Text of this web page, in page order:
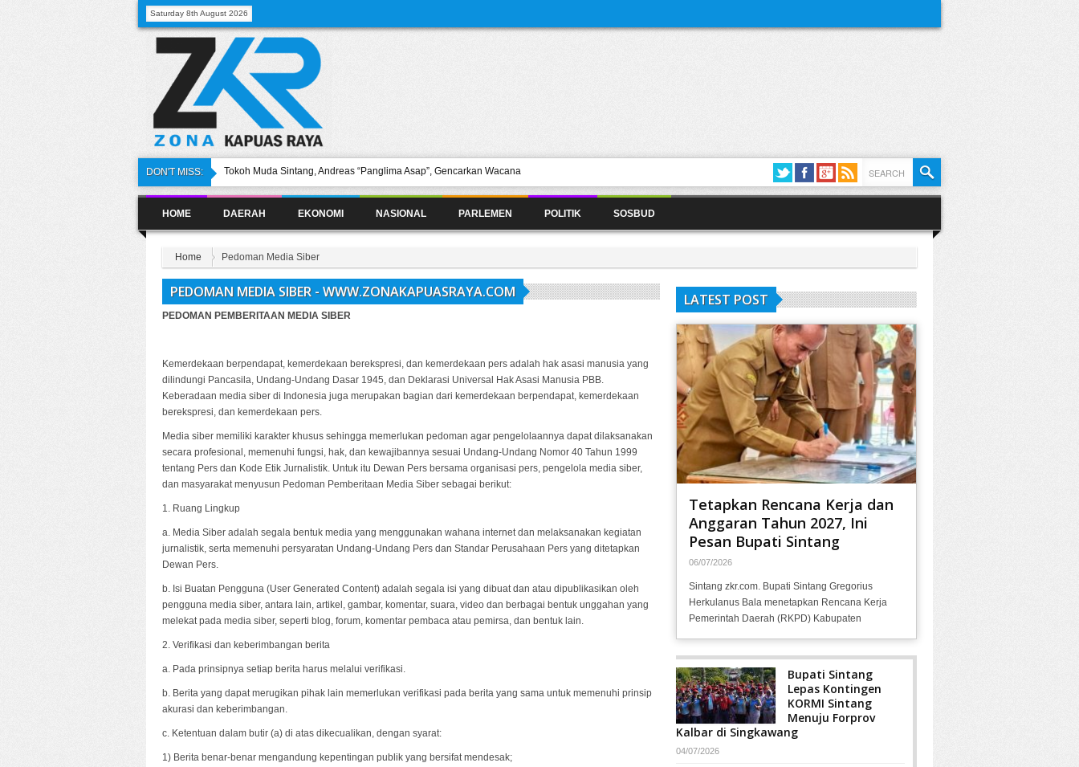
Saturday 8th August 2026
DON'T MISS:
Tokoh Muda Sintang, Andreas “Panglima Asap”, Gencarkan Wacana
Pemekaran Provinsi Kapuas Raya
Kepala DLH Sintang Minta PT PSL Lengkapi Perizinan
DPRD Sintang Soroti Gagal Salur Dana Desa, Minta Pengawasan
Ditingkatkan
Kontingen Perbakin Sintang Siap Tempur
HOME DAERAH EKONOMI NASIONAL PARLEMEN POLITIK SOSBUD
Home Pedoman Media Siber
PEDOMAN MEDIA SIBER - WWW.ZONAKAPUASRAYA.COM
PEDOMAN PEMBERITAAN MEDIA SIBER
Kemerdekaan berpendapat, kemerdekaan berekspresi, dan kemerdekaan pers adalah hak asasi manusia yang
dilindungi Pancasila, Undang-Undang Dasar 1945, dan Deklarasi Universal Hak Asasi Manusia PBB.
Keberadaan media siber di Indonesia juga merupakan bagian dari kemerdekaan berpendapat, kemerdekaan
berekspresi, dan kemerdekaan pers.
Media siber memiliki karakter khusus sehingga memerlukan pedoman agar pengelolaannya dapat dilaksanakan
secara profesional, memenuhi fungsi, hak, dan kewajibannya sesuai Undang-Undang Nomor 40 Tahun 1999
tentang Pers dan Kode Etik Jurnalistik. Untuk itu Dewan Pers bersama organisasi pers, pengelola media siber,
dan masyarakat menyusun Pedoman Pemberitaan Media Siber sebagai berikut:
1. Ruang Lingkup
a. Media Siber adalah segala bentuk media yang menggunakan wahana internet dan melaksanakan kegiatan
jurnalistik, serta memenuhi persyaratan Undang-Undang Pers dan Standar Perusahaan Pers yang ditetapkan
Dewan Pers.
b. Isi Buatan Pengguna (User Generated Content) adalah segala isi yang dibuat dan atau dipublikasikan oleh
pengguna media siber, antara lain, artikel, gambar, komentar, suara, video dan berbagai bentuk unggahan yang
melekat pada media siber, seperti blog, forum, komentar pembaca atau pemirsa, dan bentuk lain.
2. Verifikasi dan keberimbangan berita
a. Pada prinsipnya setiap berita harus melalui verifikasi.
b. Berita yang dapat merugikan pihak lain memerlukan verifikasi pada berita yang sama untuk memenuhi prinsip
akurasi dan keberimbangan.
c. Ketentuan dalam butir (a) di atas dikecualikan, dengan syarat:
1) Berita benar-benar mengandung kepentingan publik yang bersifat mendesak;
LATEST POST
Tetapkan Rencana Kerja dan
Anggaran Tahun 2027, Ini
Pesan Bupati Sintang
06/07/2026
Sintang zkr.com. Bupati Sintang Gregorius
Herkulanus Bala menetapkan Rencana Kerja
Pemerintah Daerah (RKPD) Kabupaten
Bupati Sintang
Lepas Kontingen
KORMI Sintang
Menuju Forprov
Kalbar di Singkawang
04/07/2026